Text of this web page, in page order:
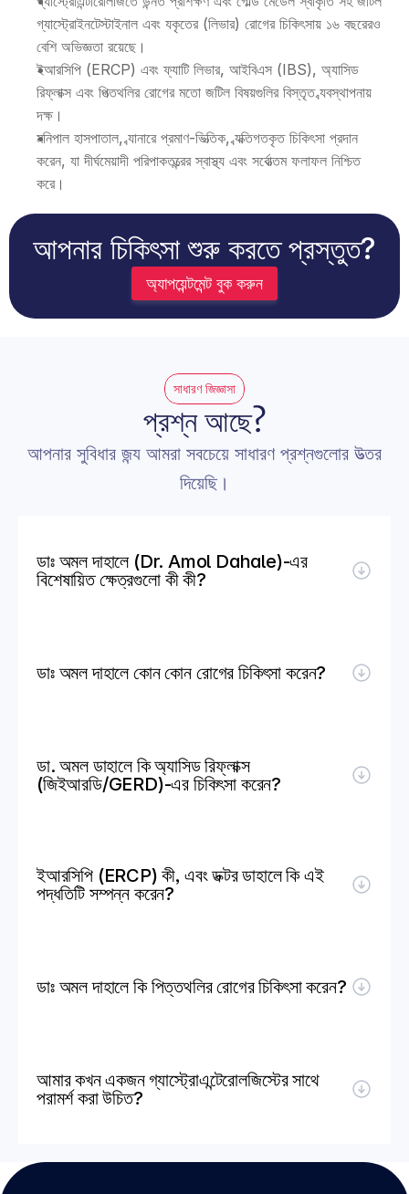
গ্যাস্ট্রোইনটেস্টাইনাল এবং যকৃতের (লিভার) রোগের চিকিৎসায় ১৬ বছরেরও
বেশি অভিজ্ঞতা রয়েছে।
ইআরসিপি (ERCP) এবং ফ্যাটি লিভার, আইবিএস (IBS), অ্যাসিড
রিফ্লাক্স এবং পিত্তথলির রোগের মতো জটিল বিষয়গুলির বিস্তৃত ব্যবস্থাপনায়
দক্ষ।
মনিপাল হাসপাতাল, ব্যানারে প্রমাণ-ভিত্তিক, ব্যক্তিগতকৃত চিকিৎসা প্রদান
করেন, যা দীর্ঘমেয়াদী পরিপাকতন্ত্রের স্বাস্থ্য এবং সর্বোত্তম ফলাফল নিশ্চিত
করে।
আপনার চিকিৎসা শুরু করতে প্রস্তুত?
অ্যাপয়েন্টমেন্ট বুক করুন
সাধারণ জিজ্ঞাসা
প্রশ্ন আছে?
আপনার সুবিধার জন্য আমরা সবচেয়ে সাধারণ প্রশ্নগুলোর উত্তর
দিয়েছি।
ডাঃ অমল দাহালে (Dr. Amol Dahale)-এর
বিশেষায়িত ক্ষেত্রগুলো কী কী?
ডাঃ অমল দাহালে কোন কোন রোগের চিকিৎসা করেন?
ডা. অমল ডাহালে কি অ্যাসিড রিফ্লাক্স
(জিইআরডি/GERD)-এর চিকিৎসা করেন?
ইআরসিপি (ERCP) কী, এবং ডক্টর ডাহালে কি এই
পদ্ধতিটি সম্পন্ন করেন?
ডাঃ অমল দাহালে কি পিত্তথলির রোগের চিকিৎসা করেন?
আমার কখন একজন গ্যাস্ট্রোএন্টেরোলজিস্টের সাথে
পরামর্শ করা উচিত?